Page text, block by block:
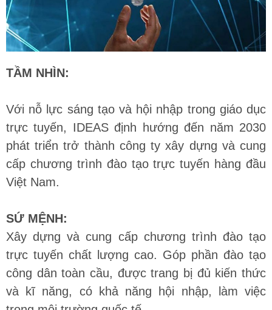
TẦM NHÌN:
Với nỗ lực sáng tạo và hội nhập trong giáo dục
trực tuyến, IDEAS định hướng đến năm 2030
phát triển trở thành công ty xây dựng và cung
cấp chương trình đào tạo trực tuyến hàng đầu
Việt Nam.
SỨ MỆNH:
Xây dựng và cung cấp chương trình đào tạo
trực tuyến chất lượng cao. Góp phần đào tạo
công dân toàn cầu, được trang bị đủ kiến thức
và kĩ năng, có khả năng hội nhập, làm việc